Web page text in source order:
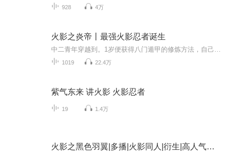
928 4万
火影之炎帝丨最强火影忍者诞生
1019 22.4万
紫气东来 讲火影 火影忍者
19 1.4万
火影之黑色羽翼|多播|火影同人|衍生|高人气火影同人衍生小说